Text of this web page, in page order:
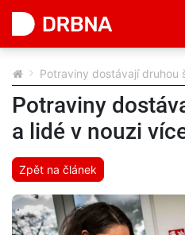
Potraviny dostávají druhou
Potraviny
a lidé v nouzi
Zpět na článek